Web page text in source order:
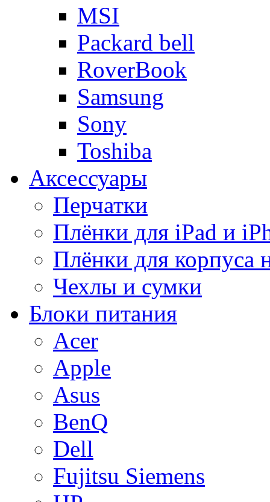
MSI
Packard bell
RoverBook
Samsung
Sony
Toshiba
Аксессуары
Перчатки
Плёнки для iPad и
Плёнки для корпуса
Чехлы и сумки
Блоки питания
Acer
Apple
Asus
BenQ
Dell
Fujitsu Siemens